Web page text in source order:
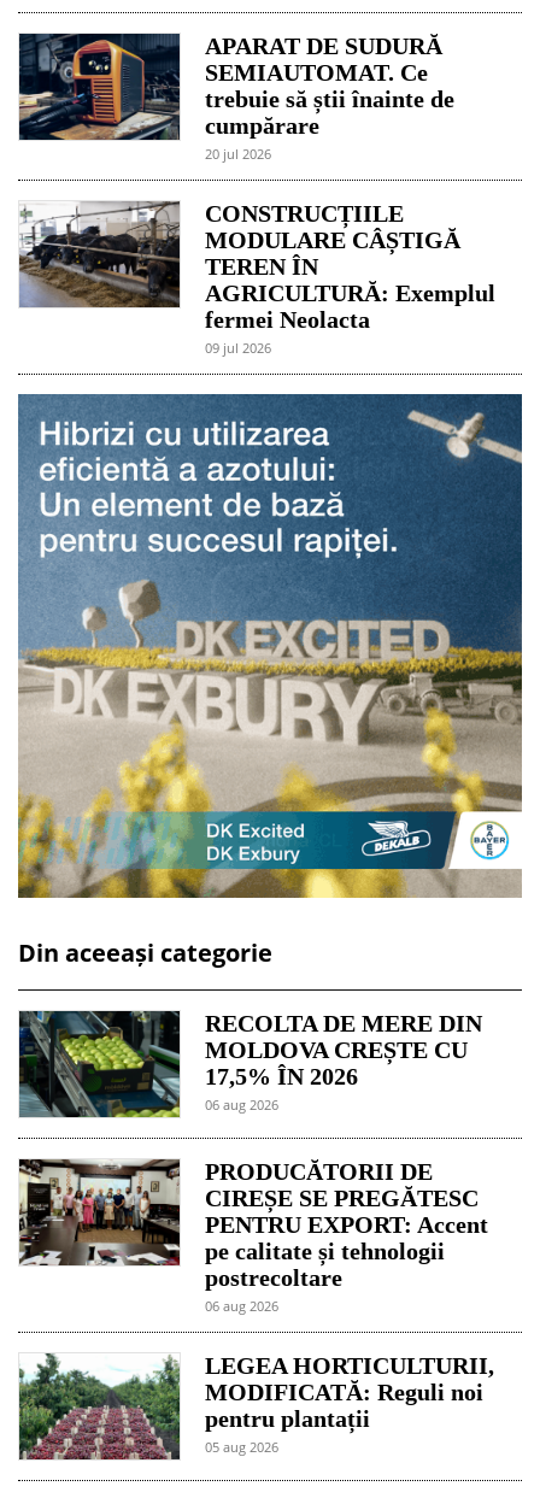
APARAT DE SUDURĂ
SEMIAUTOMAT. Ce
trebuie să știi înainte de
cumpărare
20 jul 2026
CONSTRUCȚIILE
MODULARE CÂȘTIGĂ
TEREN ÎN
AGRICULTURĂ: Exemplul
fermei Neolacta
09 jul 2026
Din aceeași categorie
RECOLTA DE MERE DIN
MOLDOVA CREȘTE CU
17,5% ÎN 2026
06 aug 2026
PRODUCĂTORII DE
CIREȘE SE PREGĂTESC
PENTRU EXPORT: Accent
pe calitate și tehnologii
postrecoltare
06 aug 2026
LEGEA HORTICULTURII,
MODIFICATĂ: Reguli noi
pentru plantații
05 aug 2026